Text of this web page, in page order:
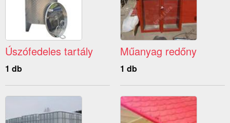
Úszófedeles tartály
1 db
Műanyag redőny
1 db